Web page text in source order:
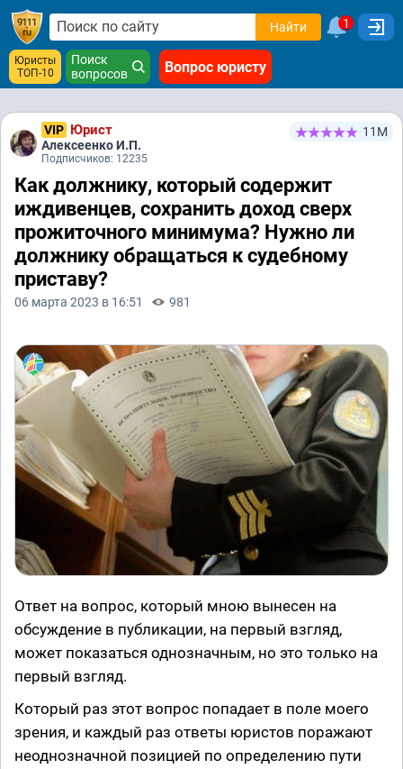
Найти 1
Юристы
ТОП-10
Поиск
вопросов
Вопрос юристу
VIP Юрист
Алексеенко И.П.
Подписчиков: 12235
11М
Как должнику, который содержит
иждивенцев, сохранить доход сверх
прожиточного минимума? Нужно ли
должнику обращаться к судебному
приставу?
06 марта 2023 в 16:51 981
Ответ на вопрос, который мною вынесен на
обсуждение в публикации, на первый взгляд,
может показаться однозначным, но это только на
первый взгляд.
Который раз этот вопрос попадает в поле моего
зрения, и каждый раз ответы юристов поражают
неоднозначной позицией по определению пути